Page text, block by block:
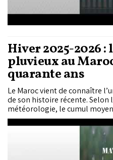
Hiver 2025-2026 :
pluvieux au
quarante ans
Le Maroc vient de connaître
de son histoire récente. Selon
météorologie, le cumul
136 mm, soit près du double
Marquée par une fréquence
chutes de neige importantes
contrastés, la saison 2025-
des hivers les plus arrosés